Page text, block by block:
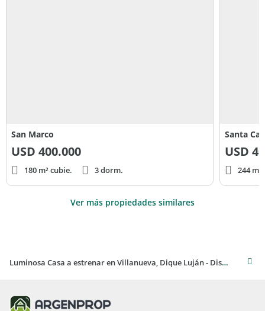
San Marco
USD 400.000
180 m² cubie. 3 dorm.
Santa
USD
244
Ver más propiedades similares
Luminosa Casa a estrenar en Villanueva, Dique Luján - Disponible en Venta